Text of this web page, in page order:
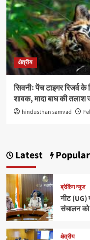
क्षेत्रीय
सिवनीः पेंच टाइगर रिजर्व
शावक, मादा बाघ की तलाश
hindusthan samvad
Latest Popular
ब्रेकिंग न्यूज
नीट (UG)
संचालन को
क्षेत्रीय